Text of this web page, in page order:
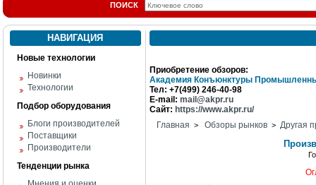
ПОИСК
НАВИГАЦИЯ
Новые технологии
Новинки
Технологии
Подбор оборудования
Блоги производителей
Поставщики
Производители
Тенденции рынка
Приобретение обзоров:
Академия Конъюнктуры
Тел: +7(499) 246-40-98
E-mail: mail@akpr.ru
Сайт: https://www.akpr.ru/
Главная > Обзоры рынков > Другая